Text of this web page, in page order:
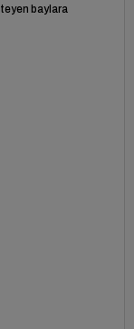
baylara